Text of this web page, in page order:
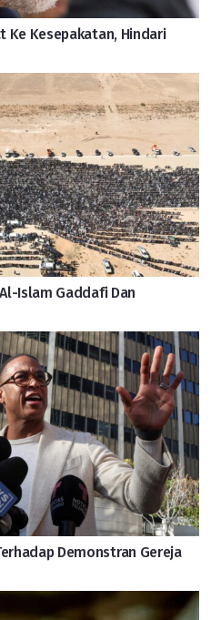
Ke Kesepakatan, Hindari
Islam Gaddafi Dan
Demonstran Gereja